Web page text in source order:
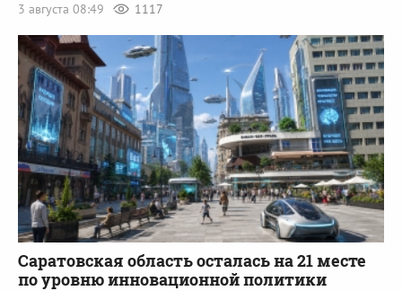
3 августа 08:49
1117
Саратовская область осталась на 21 месте
по уровню инновационной политики